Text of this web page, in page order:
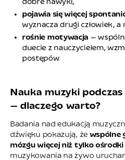
dobre nawyki,
pojawia się więcej
wyznacza drugi człowiek, a
rośnie motywacja —
duecie z nauczycielem,
postępów
Nauka muzyki
— dlaczego warto?
Badania nad edukacją
dźwięku pokazują, że wspólne
mózgu więcej niż tylko ośrodki
muzykowania na żywo